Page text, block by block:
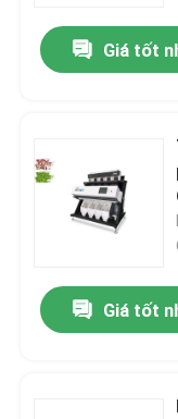
Giá tốt
Giá tốt